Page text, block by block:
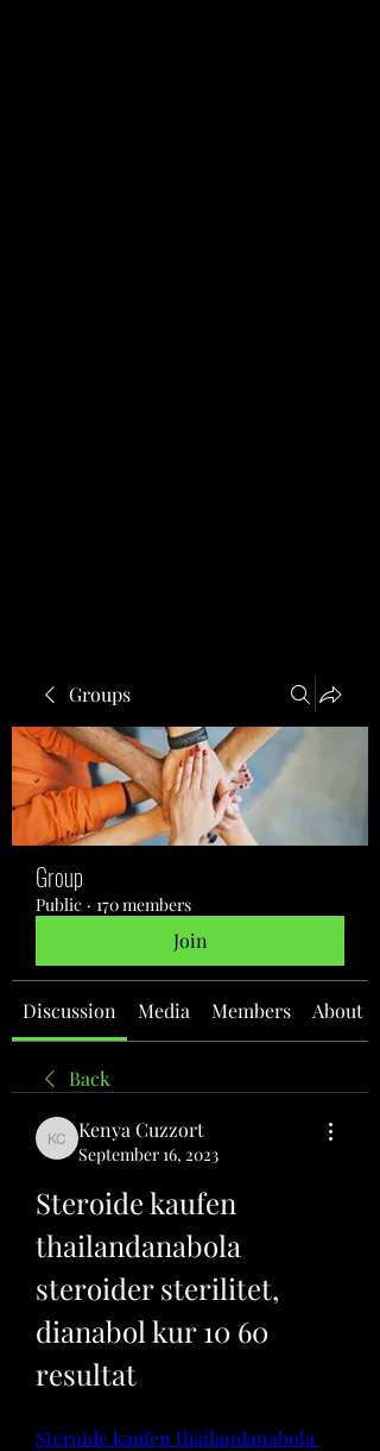
Groups
Group
Public · 170 members
Join
Discussion Media Members About
Back
Kenya Cuzzort
Kenya Cuzzort
September 16, 2023
Steroide kaufen
thailandanabola
steroider sterilitet,
dianabol kur 10 60
resultat
Steroide kaufen thailandanabola